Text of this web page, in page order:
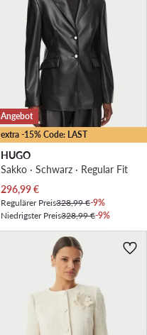
extra -15% Code: LAST
Angebot
HUGO
Sakko · Schwarz · Regular Fit
Aktueller Preis
296,99€
Regulärer Preis328,99 €-9%
Niedrigster Preis328,99 €-9%